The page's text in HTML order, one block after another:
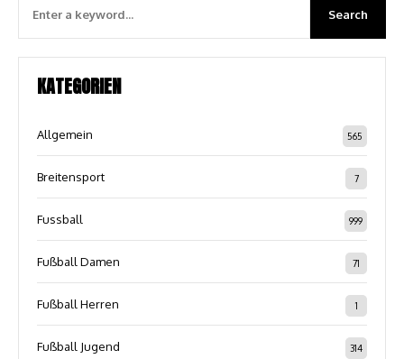
KATEGORIEN
Allgemein 565
Breitensport 7
Fussball 999
Fußball Damen 71
Fußball Herren 1
Fußball Jugend 314